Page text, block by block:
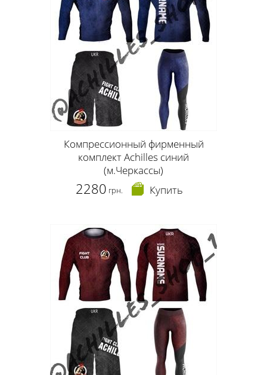
Компрессионный фирменный
комплект Achilles синий
(м.Черкассы)
2280 грн. Купить